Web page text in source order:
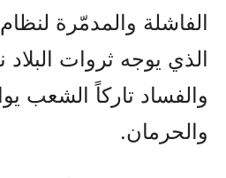
الفاشلة والمدمّرة
الذي يوجه ثروات
والفساد تاركاً الشعب
والحرمان.